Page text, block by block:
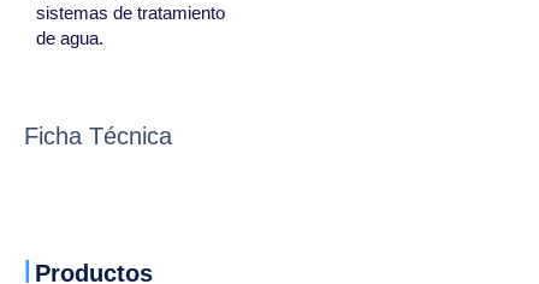
Ficha Técnica
sistemas de tratamiento
de agua.
Productos